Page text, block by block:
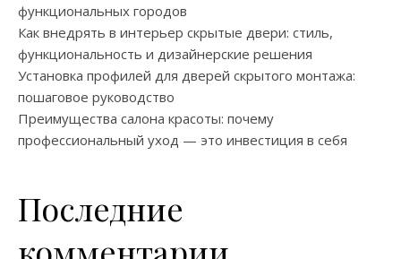
функциональных городов
Как внедрять в интерьер скрытые двери: стиль,
функциональность и дизайнерские решения
Установка профилей для дверей скрытого монтажа:
пошаговое руководство
Преимущества салона красоты: почему
профессиональный уход — это инвестиция в себя
Последние